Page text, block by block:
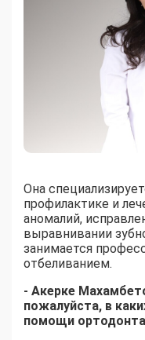
Она
профилактике и
аномалий,
выравнивании
занимается
отбеливанием.
- Акерке
пожалуйста, в
помощи